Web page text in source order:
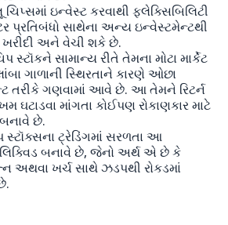
ચિપ્સમાં ઇન્વેસ્ટ કરવાથી ફ્લેક્સિબિલિટી
પ્રતિબંધો સાથેના અન્ય ઇન્વેસ્ટમેન્ટથી
ખરીદી અને વેચી શકે છે.
સ્ટૉકને સામાન્ય રીતે તેમના મોટા માર્કેટ
ગાળાની સ્થિરતાને કારણે ઓછા
તરીકે ગણવામાં આવે છે. આ તેમને રિટર્ન
ઘટાડવા માંગતા કોઈપણ રોકાણકાર માટે
છે.
સ્ટૉક્સના ટ્રેડિંગમાં સરળતા આ
બનાવે છે, જેનો અર્થ એ છે કે
ખર્ચ સાથે ઝડપથી રોકડમાં